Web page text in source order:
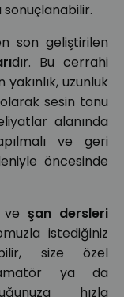
son geliştirilen
dır. Bu cerrahi
yakınlık, uzunluk
sesin tonu
alanında
ve geri
öncesinde
şan dersleri
istediğiniz
size özel
amatör ya da
hızla